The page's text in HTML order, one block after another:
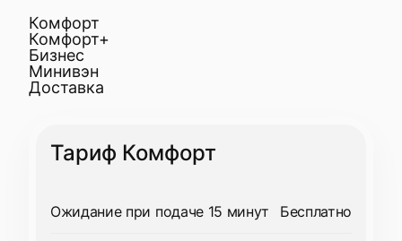
Комфорт
Комфорт+
Бизнес
Минивэн
Доставка
Тариф Комфорт
Ожидание при подаче 15 минут Бесплатно